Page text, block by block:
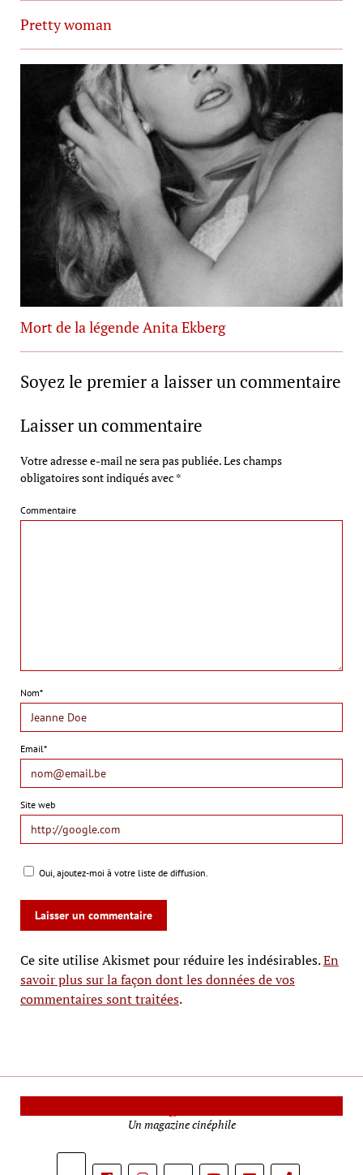
Pretty woman
Mort de la légende Anita Ekberg
Soyez le premier a laisser un commentaire
Laisser un commentaire
Votre adresse e-mail ne sera pas publiée.Les champs
obligatoires sont indiqués avec *
Commentaire
Nom*
Email*
Site web
Oui, ajoutez-moi à votre liste de diffusion.
Ce site utilise Akismet pour réduire les indésirables.En
savoir plus sur la façon dont les données de vos
commentaires sont traitées.
Un magazine cinéphile